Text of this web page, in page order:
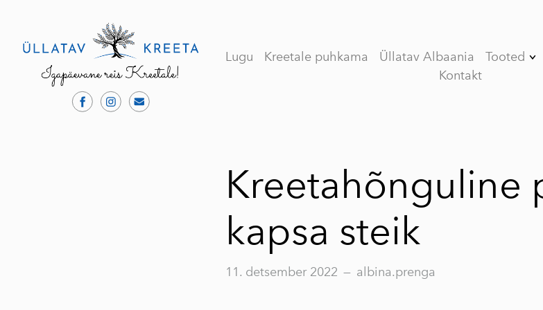
Lugu Kreetale puhkama Üllatav Albaania Tooted
Kontakt
Kreetahõnguline
kapsa steik
11. detsember 2022 — albina.prenga